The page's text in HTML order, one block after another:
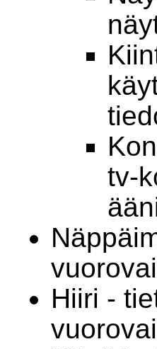
tv-
Hiiri -